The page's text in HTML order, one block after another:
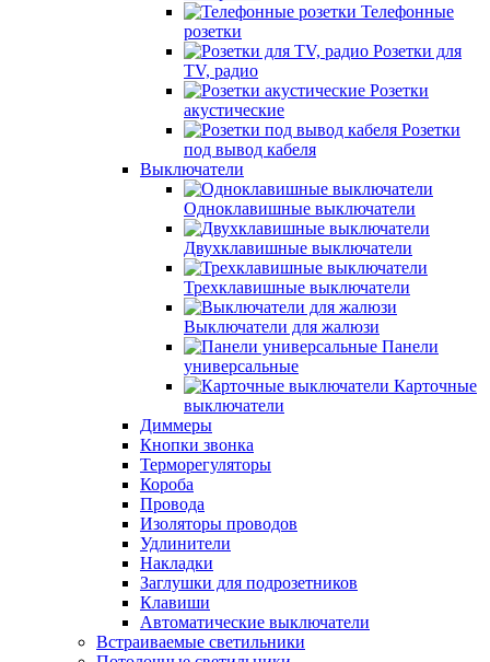
Телефонные
розетки
Розетки для
TV, радио
Розетки
акустические
Розетки
под вывод кабеля
Выключатели
Одноклавишные выключатели
Двухклавишные выключатели
Трехклавишные выключатели
Выключатели для жалюзи
Панели
универсальные
Карточные
выключатели
Диммеры
Кнопки звонка
Терморегуляторы
Короба
Провода
Изоляторы проводов
Удлинители
Накладки
Заглушки для подрозетников
Клавиши
Автоматические выключатели
Встраиваемые светильники